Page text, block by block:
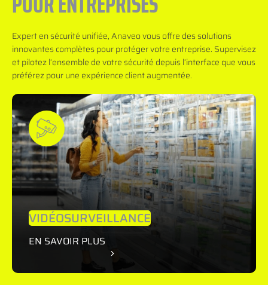
SECTEURS
INNOVEO
NOS INNOVATIONS
TECHNOLOGIQUES
RESSOURCES
Expert en sécurité unifiée, Anaveo vous offre des solutions
innovantes complètes pour protéger votre entreprise. Supervisez
et pilotez l’ensemble de votre sécurité depuis l’interface que vous
préférez pour une expérience client augmentée.
VIDÉOSURVEILLANCE
EN SAVOIR PLUS